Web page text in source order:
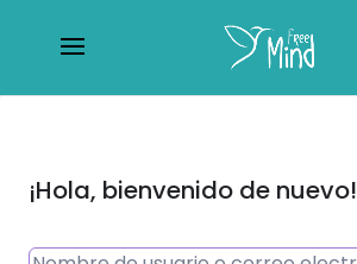
¡Hola, bienvenido de nuevo!